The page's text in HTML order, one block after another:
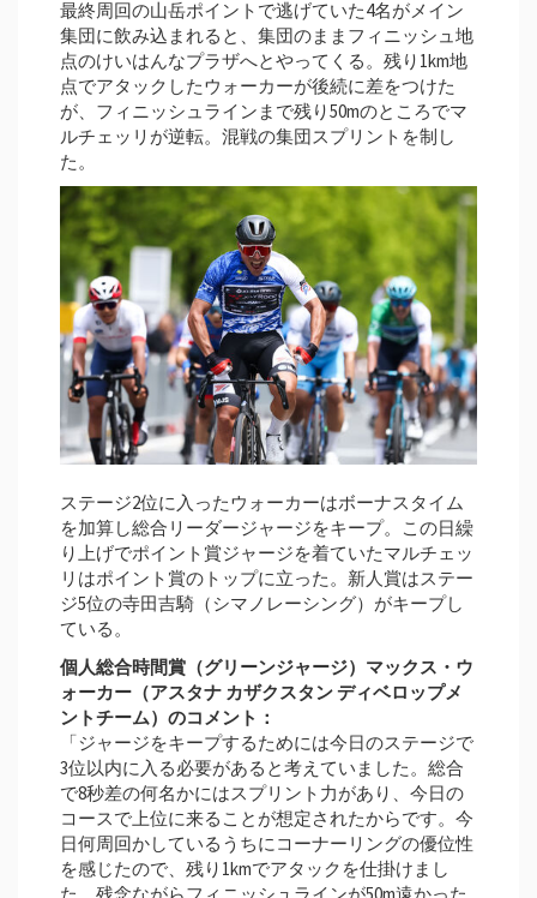
最終周回の山岳ポイントで逃げていた4名がメイン
集団に飲み込まれると、集団のままフィニッシュ地
点のけいはんなプラザへとやってくる。残り1km地
点でアタックしたウォーカーが後続に差をつけた
が、フィニッシュラインまで残り50mのところでマ
ルチェッリが逆転。混戦の集団スプリントを制し
た。
ステージ2位に入ったウォーカーはボーナスタイム
を加算し総合リーダージャージをキープ。この日繰
り上げでポイント賞ジャージを着ていたマルチェッ
リはポイント賞のトップに立った。新人賞はステー
ジ5位の寺田吉騎（シマノレーシング）がキープし
ている。
個⼈総合時間賞（グリーンジャージ）マックス・ウ
ォーカー（アスタナ カザクスタン ディベロップメ
ントチーム）のコメント：
「ジャージをキープするためには今日のステージで
3位以内に入る必要があると考えていました。総合
で8秒差の何名かにはスプリント力があり、今日の
コースで上位に来ることが想定されたからです。今
日何周回かしているうちにコーナーリングの優位性
を感じたので、残り1kmでアタックを仕掛けまし